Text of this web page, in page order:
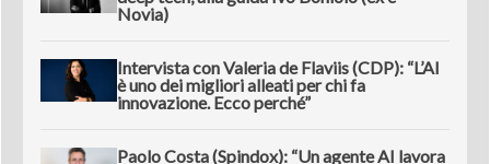
Novia)
Intervista con Valeria de Flaviis (CDP): “L’AI
è uno dei migliori alleati per chi fa
innovazione. Ecco perché”
Paolo Costa (Spindox): “Un agente AI lavora